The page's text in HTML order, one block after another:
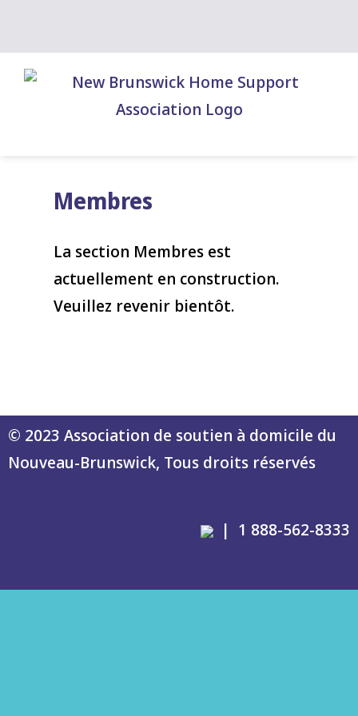
content
Membres
La section Membres est
actuellement en construction.
Veuillez revenir bientôt.
© 2023 Association de soutien à domicile du
Nouveau-Brunswick, Tous droits réservés
| 1 888-562-8333